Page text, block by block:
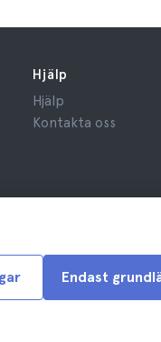
Endast
Hjälp
Hjälp
Kontakta oss